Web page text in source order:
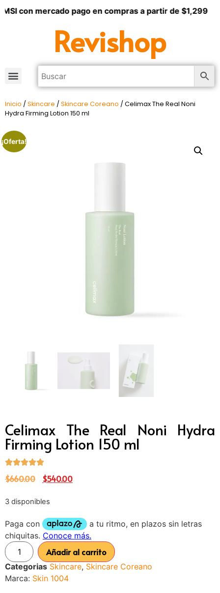
con mercado pago en compras a partir de $1,299
Revishop
Inicio / Skincare / Skincare Coreano / Celimax The Real Noni
Hydra Firming Lotion 150 ml
¡Oferta!
Celimax The Real Noni Hydra
Firming Lotion 150 ml
$660.00 $540.00
3 disponibles
Añadir al carrito
Categorias Skincare, Skincare Coreano
Marca: Skin 1004